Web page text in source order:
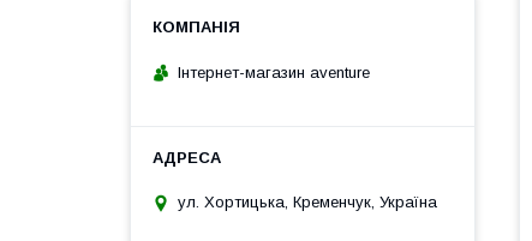
Інтернет-магазин aventure
ул. Хортицька, Кременчук, Україна